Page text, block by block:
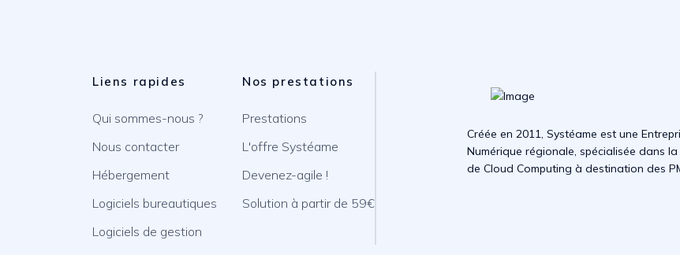
Liens rapides
Qui sommes-nous ?
Nous contacter
Hébergement
Logiciels bureautiques
Logiciels de gestion
Nos prestations
Prestations
L'offre Systéame
Devenez-agile !
Solution à partir de 59€
Créée en 2011, Systéame est une
Numérique régionale, spécialisée dans
de Cloud Computing à destination des